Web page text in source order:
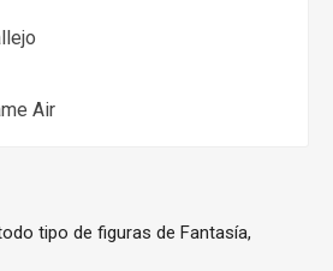
Air
tipo de figuras de Fantasía,